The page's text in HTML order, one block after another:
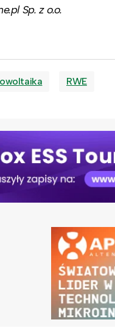
Sp. z o.o.
RWE